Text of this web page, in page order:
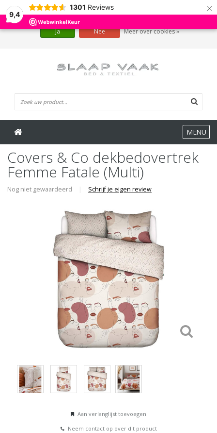
9,4
1301 Reviews ×
MENU
Covers & Co dekbedovertrek
Femme Fatale (Multi)
Nog niet gewaardeerd | Schrijf je eigen review
Aan verlanglijst toevoegen
Neem contact op over dit product
Wij slaan cookies op om onze website te verbeteren. Is dat akkoord?
Ja Nee Meer over cookies »